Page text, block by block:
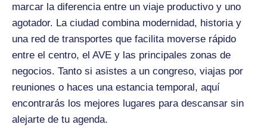
marcar la diferencia entre un viaje productivo y uno
agotador. La ciudad combina modernidad, historia y
una red de transportes que facilita moverse rápido
entre el centro, el AVE y las principales zonas de
negocios. Tanto si asistes a un congreso, viajas por
reuniones o haces una estancia temporal, aquí
encontrarás los mejores lugares para descansar sin
alejarte de tu agenda.